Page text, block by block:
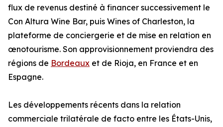
flux de revenus destiné à financer successivement le
Con Altura Wine Bar, puis Wines of Charleston, la
plateforme de conciergerie et de mise en relation en
œnotourisme. Son approvisionnement proviendra des
régions de Bordeaux et de Rioja, en France et en
Espagne.
Les développements récents dans la relation
commerciale trilatérale de facto entre les États-Unis,